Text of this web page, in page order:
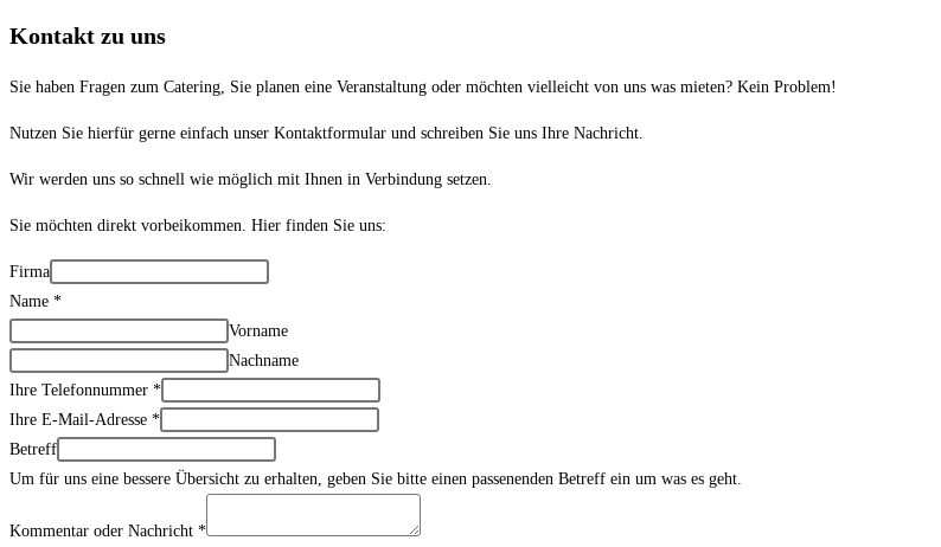
Kontakt zu uns
Sie haben Fragen zum Catering, Sie planen eine Veranstaltung oder möchten vielleicht von uns was mieten? Kein Problem!
Nutzen Sie hierfür gerne einfach unser Kontaktformular und schreiben Sie uns Ihre Nachricht.
Wir werden uns so schnell wie möglich mit Ihnen in Verbindung setzen.
Sie möchten direkt vorbeikommen. Hier finden Sie uns:
Firma
Name *
Vorname
Nachname
Ihre Telefonnummer *
Ihre E-Mail-Adresse *
Betreff
Um für uns eine bessere Übersicht zu erhalten, geben Sie bitte einen passenenden Betreff ein um was es geht.
Kommentar oder Nachricht *